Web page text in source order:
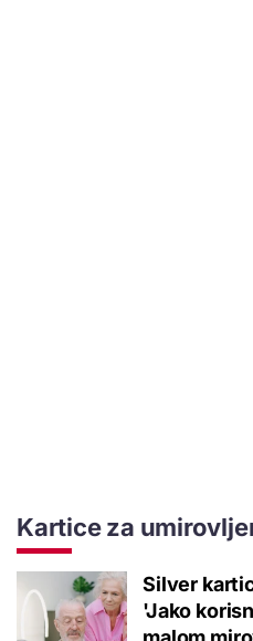
Kartice za
Silver
'Jako